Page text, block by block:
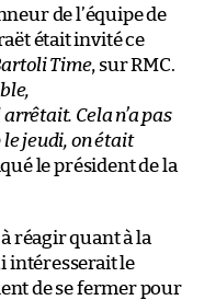
de l’équipe de
était invité ce
Time, sur RMC.
Cela n’a pas
le jeudi, on était
le président de la
réagir quant à la
intéresserait le
de se fermer pour